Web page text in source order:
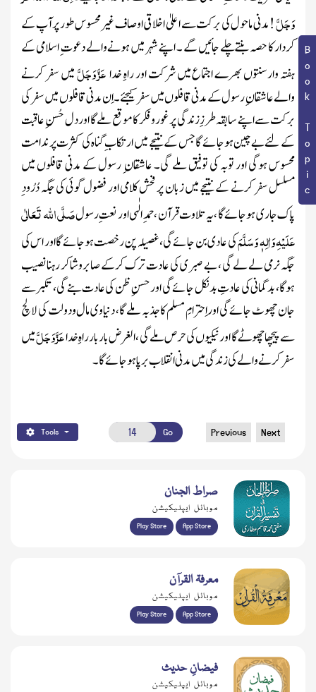
Book Topic
وَجَلَّ! مدنی ماحول کی برکت سے اعلیٰ اخلاقی اوصاف غیرمحسوس طور پر آپ کے
کردار کا حصہ بنتے چلے جائیں گے ۔ اپنے شہر میں ہونے والے دعوت ِ اسلامی کے
ہفتہ وارسنتوں بھرے اجتماع میں شرکت اور راہِ خداعَزَّ وَجَلَّمیں سفر کرنے
والے عاشقان ِ رسول کے مدنی قافلوں میں سفر کیجئے ۔ اِن مدنی قافلوں میں سفر کی
برکت سے اپنے سابقہ طرزِزندگی پر غوروفکر کا موقع ملے گا اور دل حُسن ِ عاقبت
کے لئے بے چین ہوجائے گا جس کے نتیجے میں ارتکاب ِ گناہ کی کثرت پر ندامت
محسوس ہوگی اور توبہ کی توفیق ملے گی۔ عاشقان ِ رسول کے مدنی قافلوں میں
مسلسل سفر کرنے کے نتیجے میں زبان پر فحش کلامی اور فضول گوئی کی جگہ دُرُود ِ
پاک جاری ہوجائے گا ، یہ تلاوت قرآن ، حمد ِ الٰہی اور نعت ِرسولصَلَّی اللہ تَعَالٰی
عَلَیْہِ وَاٰلِہٖ وَسَلَّمَکی عادی بن جائے گی ، غصیلہ پن رخصت ہوجائے گا اور اس کی
جگہ نرمی لے لے گی ، بے صبری کی عادت ترک کرکے صابروشاکر رہنا نصیب
ہوگا ، بدگمانی کی عادتِ بد نکل جائے گی اور حسنِ ظن کی عادت بنے گی ، تکبر سے
جان چھوٹ جائے گی اوراِحترامِ مسلم کا جذبہ ملے گا، دنیاوی مال ودولت کی لالچ
سے پیچھا چھوٹے گا اور نیکیوں کی حرص ملے گی ، الغرض بار بار راہِ خداعَزَّ وَجَلَّمیں
سفر کرنے والے کی زندگی میں مدنی انقلاب برپا ہوجائے گا۔
Tools Go Previous Next
صراط الجنان
موبائل ایپلیکیشن
Play Store App Store
معرفۃ القرآن
موبائل ایپلیکیشن
Play Store App Store
فیضانِ حدیث
موبائل ایپلیکیشن